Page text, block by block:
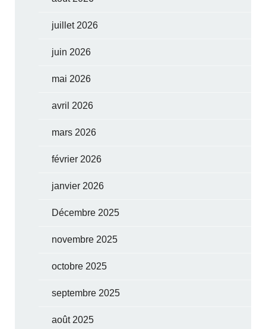
juillet 2026
juin 2026
mai 2026
avril 2026
mars 2026
février 2026
janvier 2026
Décembre 2025
novembre 2025
octobre 2025
septembre 2025
août 2025